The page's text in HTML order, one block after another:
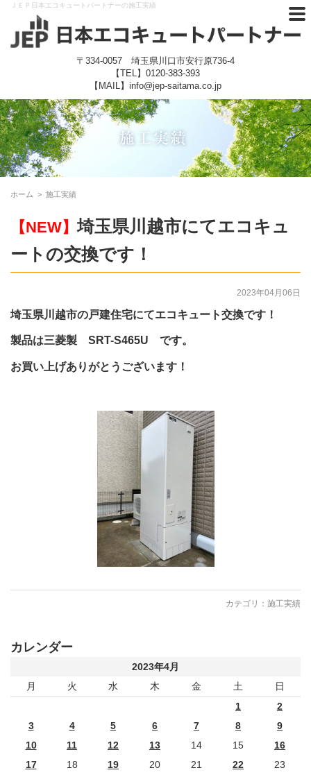
ＪＥＰ日本エコキュートパートナーの施工実績
〒334-0057 埼玉県川口市安行原736-4
【TEL】 0120-383-393
【MAIL】info@jep-saitama.co.jp
ホーム > 施工実績
【NEW】埼玉県川越市にてエコキュ
ートの交換です！
2023年04月06日
埼玉県川越市の戸建住宅にてエコキュート交換です！
製品は三菱製 SRT-S465U です。
お買い上げありがとうございます！
カテゴリ： 施工実績
カレンダー
2023年4月
月
火 水 木 金 土 日
1
2
3
4 5 6 7 8
9
10
11 12 13 14 15
16
17
18 19 20 21 22
23